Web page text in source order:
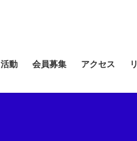
活動 会員募集 アクセス